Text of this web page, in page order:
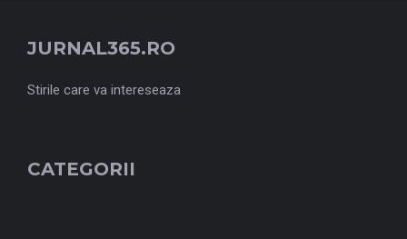
JURNAL365.RO
Stirile care va intereseaza
CATEGORII